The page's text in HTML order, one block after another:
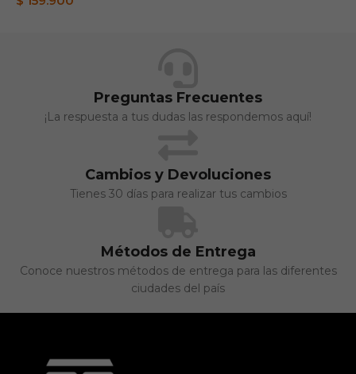
Preguntas Frecuentes
¡La respuesta a tus dudas las respondemos aquí!
Cambios y Devoluciones
Tienes 30 días para realizar tus cambios
Métodos de Entrega
Conoce nuestros métodos de entrega para las diferentes
ciudades del país